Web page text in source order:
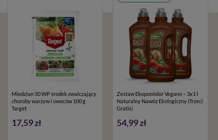
Miedzian 50 WP środek zwalczający
choroby warzyw i owoców 100 g
Target
17,59 zł
Zestaw Ekopomidor Vegano – 3x1 l
Naturalny Nawóz Ekologiczny (Trzeci
Gratis)
54,99 zł